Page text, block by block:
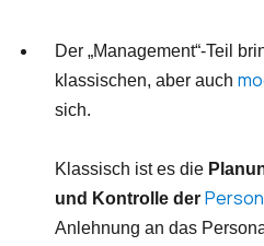
Der „Management“-Teil
klassischen, aber auch
sich.
Klassisch ist es die
und Kontrolle der
Anlehnung an das